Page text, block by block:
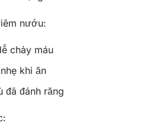
nướu:
chảy máu
khi ăn
đã đánh răng